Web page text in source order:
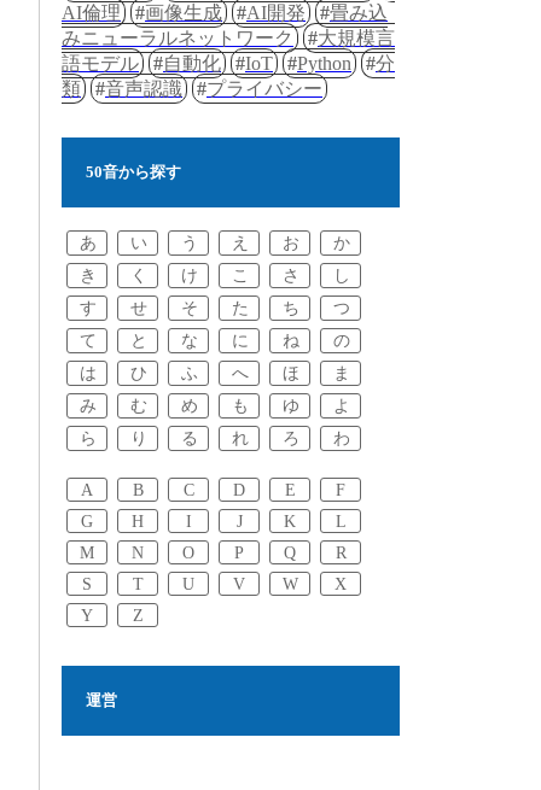
AI倫理
画像生成 AI開発
畳み込
みニューラルネットワーク
大規模言
語モデル
自動化 IoT Python
分
類
音声認識 プライバシー
50音から探す
あ い う え お
か
き
く け こ さ
し
す
せ そ た ち
つ
て
と な に ね
の
は
ひ ふ へ ほ
ま
み
む め も ゆ
よ
ら
り る れ ろ わ
A B C D E
F
G
H I J K
L
M
N O P Q
R
S
T U V W
X
Y
Z
運営